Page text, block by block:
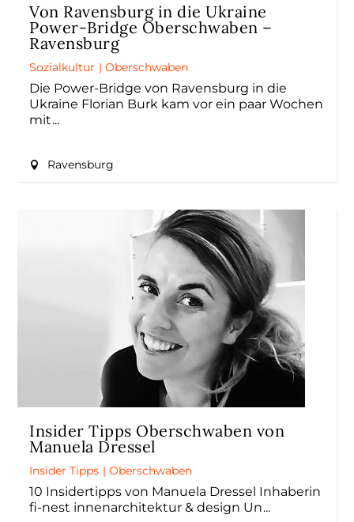
Von Ravensburg in die Ukraine
Power-Bridge Oberschwaben –
Ravensburg
Sozialkultur |Oberschwaben
Die Power-Bridge von Ravensburg in die
Ukraine Florian Burk kam vor ein paar Wochen
mit
Ravensburg
Insider Tipps Oberschwaben von
Manuela Dressel
Insider Tipps |Oberschwaben
10 Insidertipps von Manuela Dressel Inhaberin
fi-nest innenarchitektur & design Un